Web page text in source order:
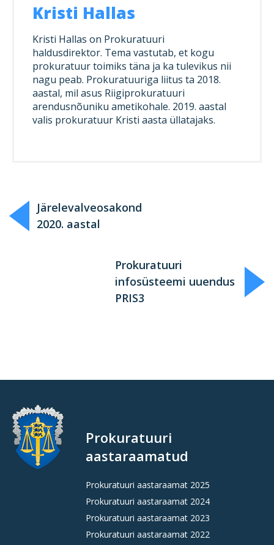
Kristi Hallas
Kristi Hallas on Prokuratuuri
haldusdirektor. Tema vastutab, et kogu
prokuratuur toimiks täna ja ka tulevikus nii
nagu peab. Prokuratuuriga liitus ta 2018.
aastal, mil asus Riigiprokuratuuri
arendusnõuniku ametikohale. 2019. aastal
valis prokuratuur Kristi aasta üllatajaks.
Järelevalveosakond
2020. aastal
Prokuratuuri
infosüsteemi uuendus
PRIS3
Prokuratuuri
aastaraamatud
Prokuratuuri aastaraamat 2025
Prokuratuuri aastaraamat 2024
Prokuratuuri aastaraamat 2023
Prokuratuuri aastaraamat 2022